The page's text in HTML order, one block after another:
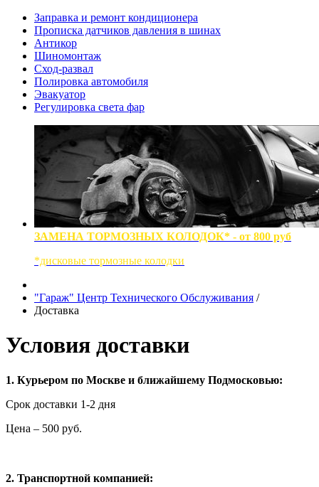
Заправка и ремонт кондиционера
Прописка датчиков давления в шинах
Антикор
Шиномонтаж
Сход-развал
Полировка автомобиля
Эвакуатор
Регулировка света фар
ЗАМЕНА ТОРМОЗНЫХ КОЛОДОК* - от 800 руб
*дисковые тормозные колодки
"Гараж" Центр Технического Обслуживания /
Доставка
Условия доставки
1. Курьером по Москве и ближайшему Подмосковью:
Срок доставки 1-2 дня
Цена – 500 руб.
2. Транспортной компанией: